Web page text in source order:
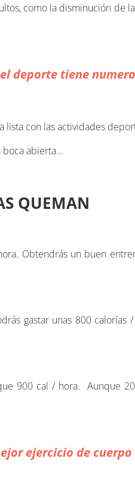
como la disminución de
deporte tiene
lista con las actividades
boca abierta…
QUEMAN
Obtendrás un buen
gastar unas 800
900 cal / hora. Aunque
ejercicio de